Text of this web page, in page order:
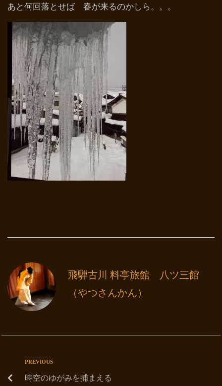
あと何回落とせば 春が来るのかしら。。。
飛騨古川 料亭旅館 八ツ三館
（やつさんかん）
PREVIOUS
時空のゆがみを捕まえる